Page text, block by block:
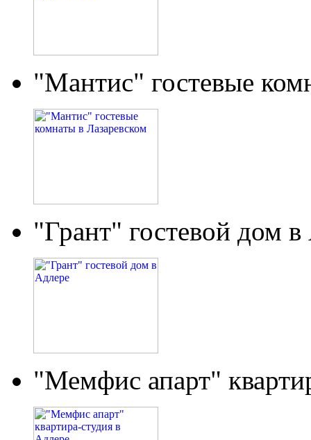
"Мантис" гостевые
"Грант" гостевой дом
"Мемфис апарт"